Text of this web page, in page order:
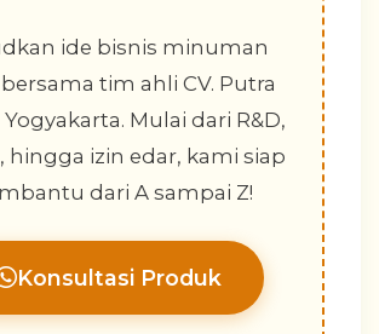
ide bisnis minuman
tim ahli CV. Putra
Mulai dari R&D,
hingga izin edar, kami siap
dari A sampai Z!
Konsultasi Produk